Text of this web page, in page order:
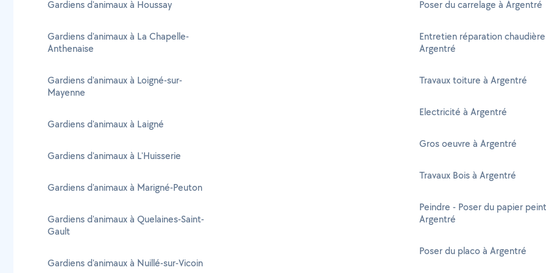
Gardiens d'animaux à Houssay
Gardiens d'animaux à La Chapelle-
Anthenaise
Gardiens d'animaux à Loigné-sur-
Mayenne
Gardiens d'animaux à Laigné
Gardiens d'animaux à L'Huisserie
Gardiens d'animaux à Marigné-Peuton
Gardiens d'animaux à Quelaines-Saint-
Gault
Gardiens d'animaux à Nuillé-sur-Vicoin
Poser du carrelage à Argentré
Entretien réparation
Argentré
Travaux toiture à Argentré
Electricité à Argentré
Gros oeuvre à Argentré
Travaux Bois à Argentré
Peindre - Poser du papier
Argentré
Poser du placo à Argentré